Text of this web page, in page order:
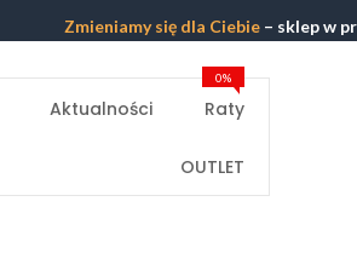
Zmieniamy się dla Ciebie– sklep w
Aktualności Raty
0%
OUTLET